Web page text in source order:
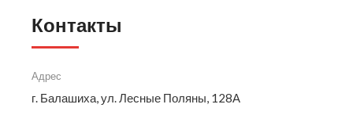
Контакты
Адрес
г. Балашиха, ул. Лесные Поляны, 128А